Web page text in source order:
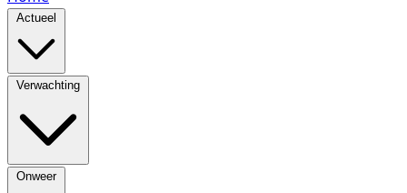
Actueel
Verwachting
Onweer